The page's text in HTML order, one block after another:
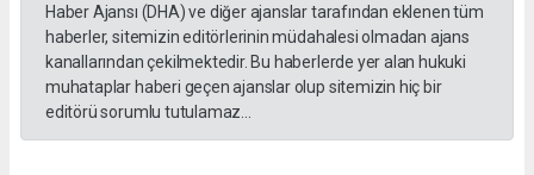
Haber Ajansı (DHA) ve diğer ajanslar tarafından eklenen tüm
haberler, sitemizin editörlerinin müdahalesi olmadan ajans
kanallarından çekilmektedir. Bu haberlerde yer alan hukuki
muhataplar haberi geçen ajanslar olup sitemizin hiç bir
editörü sorumlu tutulamaz...